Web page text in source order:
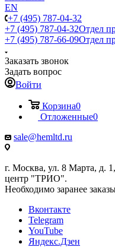
EN
+7 (495) 787-04-32
+7 (495) 787-04-32Отдел
+7 (495) 787-66-09Отдел
Заказать звонок
Задать вопрос
Войти
Корзина0
Отложенные0
sale@hemltd.ru
г. Москва, ул. 8 Марта, д.
центр "ТРИО".
Необходимо заранее
Вконтакте
Telegram
YouTube
Яндекс.Дзен